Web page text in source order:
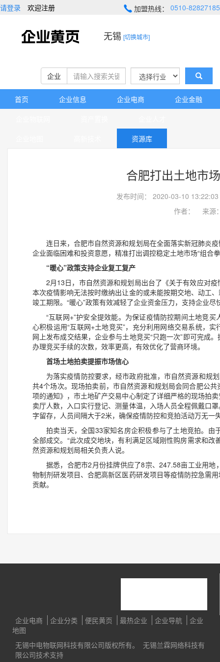
请登录 欢迎注册 加盟热线： 0510-82827185
无锡 [切换城市]
企业
首页 企业信息 企业电商
企业金融
资源库
合肥打出土地市
发布时间： 2020-03-10
作者： 来源
连日来，合肥市自然资源和规划局在全面落实新冠肺炎
企业面临困难和投资意愿，精准打出调控稳定土地市场“组合
“暖心”政策支持企业复工复产
2月13日，市自然资源和规划局出台了《关于有效应对
本次疫情影响无法按时缴纳出让金的或未能按期交地、动工
竣工期限。“暖心”政策有效减轻了企业资金压力，支持企业
“互联网+”护安全提效能。为保证疫情防控期间土地竞
心积极运用“互联网+土地竞买”，充分利用网络交易系统，
网上发布成交结果，企业参与土地竞买“只跑一次”即可完成
办理竞买手续的次数，效率更高，有效优化了营商环境。
首场土地拍卖提振市场信心
为落实疫情防控要求，经市政府批准，市自然资源和规
共4个场次。现场拍卖前，市自然资源和规划局会同合肥公
项的通知》，市土地矿产交易中心制定了详细严格的现场拍
卖厅人数，入口实行登记、测量体温，入场人员全程佩戴口
字留存，人员间隔大于2米，确保疫情防控和竞拍活动万无一
拍卖当天，全国33家知名房企积极参与了土地竞拍。
全部成交。“此次成交地块，有利满足区域刚性购房需求和
然资源和规划局相关负责人说。
据悉，合肥市2月份挂牌供应了8宗、247.58亩工业用
物制剂研发项目、合肥高新区医药研发项目等疫情防控急需
贡献。
企业电商 企业分类 便民黄页 最热企业 企业导航
企业
地图
无锡中电物联网科技有限公司版权所有。 无锡兰霖网络科技有
限公司技术支持